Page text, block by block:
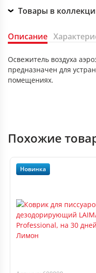
Товары в
Описание
Освежитель воздуха
предназначен для
помещениях.
Похожие
Новинка